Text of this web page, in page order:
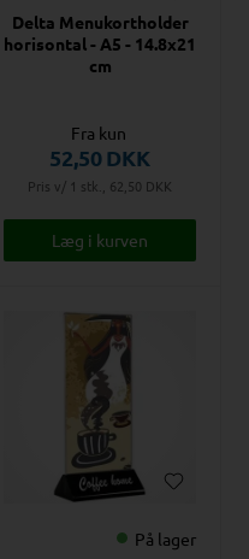
Delta Menukortholder
horisontal - A5 - 14.8x21
cm
Fra kun
52,50DKK
Pris v/ 1 stk., 62,50 DKK
På lager